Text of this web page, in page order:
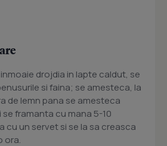
drojdia in lapte caldut, se
si faina; se amesteca, la
de lemn pana se amesteca
framanta cu mana 5-10
cu un servet si se la sa creasca
ora.